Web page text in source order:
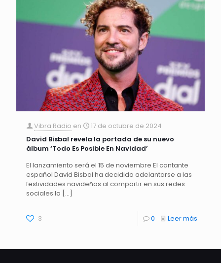
Vibra Radio en
17 de octubre de 2024
David Bisbal revela la portada de su nuevo
álbum ‘Todo Es Posible En Navidad’
El lanzamiento será el 15 de noviembre El cantante
español David Bisbal ha decidido adelantarse a las
festividades navideñas al compartir en sus redes
sociales la […]
3 0 Leer más